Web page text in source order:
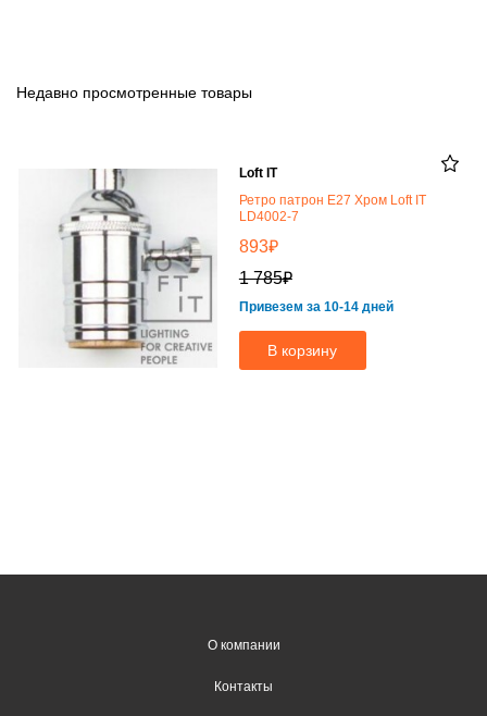
Недавно просмотренные товары
Loft IT
Ретро патрон E27 Хром Loft IT
LD4002-7
893₽
1 785₽
Привезем за 10-14 дней
В корзину
О компании
Контакты